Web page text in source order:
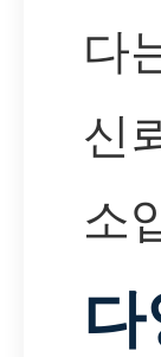
다
신
소